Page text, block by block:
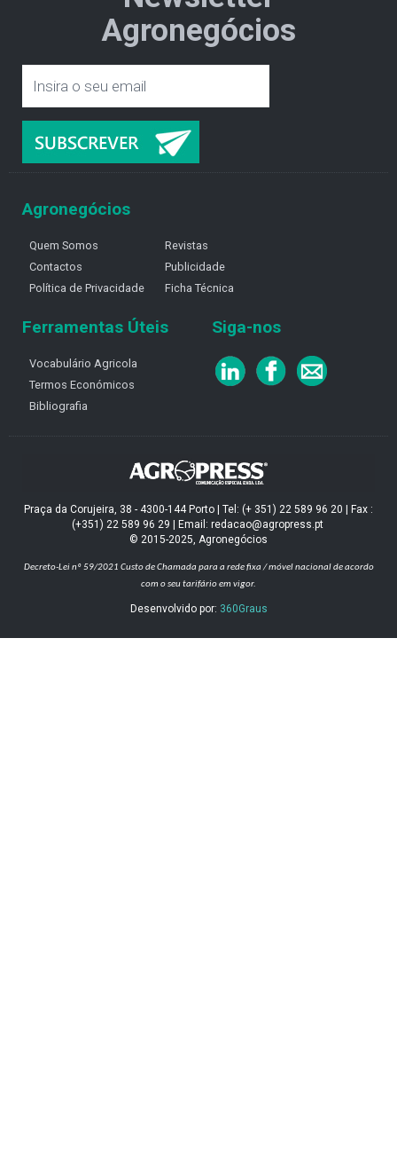
Agronegócios
Agronegócios
Quem Somos
Contactos
Política de Privacidade
Revistas
Publicidade
Ficha Técnica
Ferramentas Úteis
Vocabulário Agricola
Termos Económicos
Bibliografia
Siga-nos
Praça da Corujeira, 38 - 4300-144 Porto | Tel: (+ 351) 22 589 96 20 | Fax :
(+351) 22 589 96 29 | Email: redacao@agropress.pt
© 2015-2025, Agronegócios
Decreto-Lei nº 59/2021 Custo de Chamada para a rede fixa / móvel nacional de acordo
com o seu tarifário em vigor.
Desenvolvido por: 360Graus